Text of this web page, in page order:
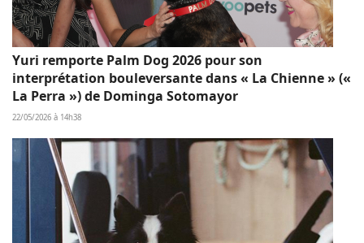
Yuri remporte Palm Dog 2026 pour son
interprétation bouleversante dans « La Chienne » («
La Perra ») de Dominga Sotomayor
22/05/2026 à 14h38